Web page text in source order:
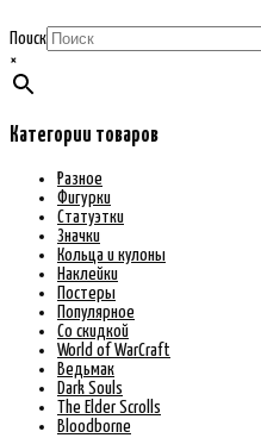
Поиск
×
Категории товаров
Разное
Фигурки
Статуэтки
Значки
Кольца и кулоны
Наклейки
Постеры
Популярное
Со скидкой
World of WarCraft
Ведьмак
Dark Souls
The Elder Scrolls
Bloodborne